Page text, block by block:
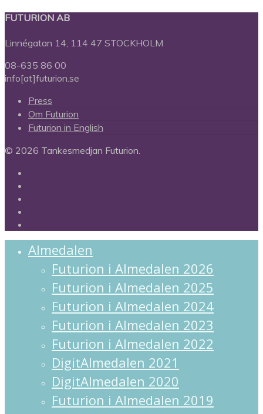
FUTURION AB
Linnégatan 14, 114 47 STOCKHOLM
08-635 86 00
info[at]futurion.se
Press
Om Futurion
Futurion in English
© 2026 Tankesmedjan Futurion.
Almedalen
Futurion i Almedalen 2026
Futurion i Almedalen 2025
Futurion i Almedalen 2024
Futurion i Almedalen 2023
Futurion i Almedalen 2022
DigitAlmedalen 2021
DigitAlmedalen 2020
Futurion i Almedalen 2019